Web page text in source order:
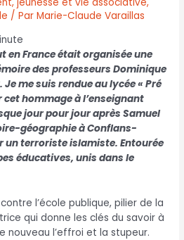
/ ParMarie-Claude Varaillas
en France était organisée une
des professeurs Dominique
me suis rendue au lycée « Pré
cet hommage à l’enseignant
jour pour jour après Samuel
géographie à Conflans-
un terroriste islamiste. Entourée
éducatives, unis dans le
l’école publique, pilier de la
qui donne les clés du savoir à
nouveau l’effroi et la stupeur.